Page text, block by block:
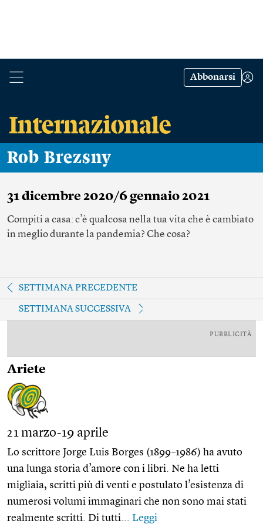
Abbonarsi
Rob Brezsny
31 dicembre 2020/6 gennaio 2021
Compiti a casa: c’è qualcosa nella tua vita che è cambiato
in meglio durante la pandemia? Che cosa?
SETTIMANA PRECEDENTE
SETTIMANA SUCCESSIVA
PUBBLICITÀ
Ariete
21 marzo-19 aprile
Lo scrittore Jorge Luis Borges (1899–1986) ha avuto
una lunga storia d’amore con i libri. Ne ha letti
migliaia, scritti più di venti e postulato l’esistenza di
numerosi volumi immaginari che non sono mai stati
realmente scritti. Di tutti... Leggi